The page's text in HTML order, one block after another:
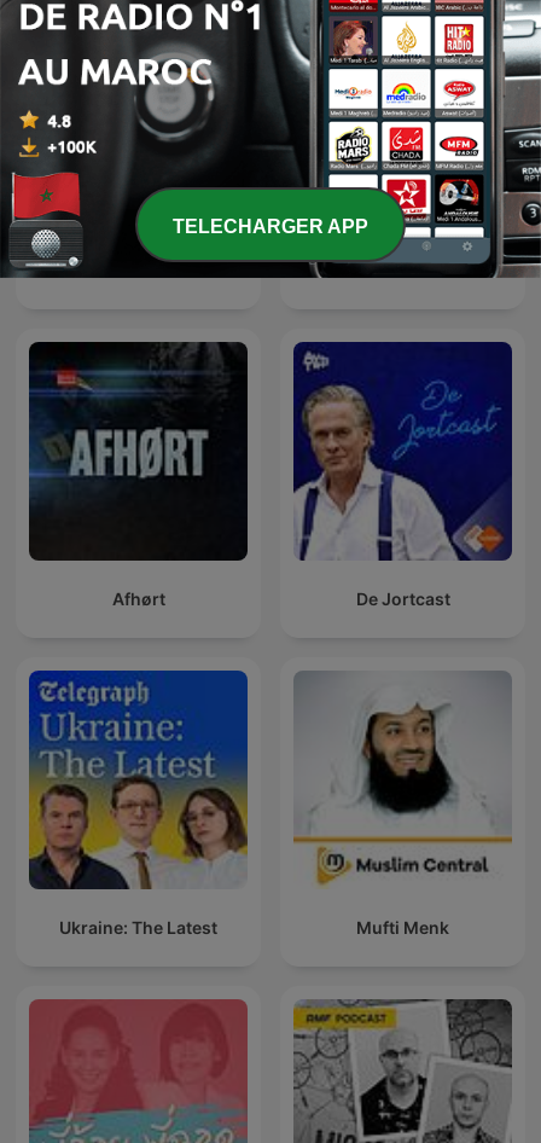
RSG Dokumentêr
Afhørt De Jortcast
Ukraine: The Latest Mufti Menk
TELECHARGER APP